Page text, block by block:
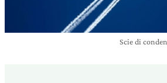
Scie di